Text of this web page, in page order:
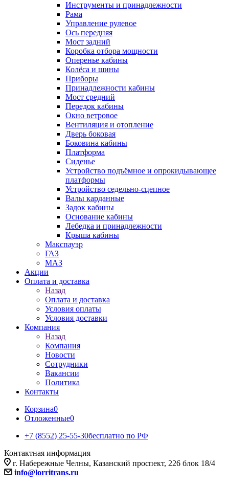
Инструменты и принадлежности
Рама
Управление рулевое
Ось передняя
Мост задний
Коробка отбора мощности
Оперенье кабины
Колёса и шины
Приборы
Принадлежности кабины
Мост средний
Передок кабины
Окно ветровое
Вентиляция и отопление
Дверь боковая
Боковина кабины
Платформа
Сиденье
Устройство подъёмное и опрокидывающее
платформы
Устройство седельно-сцепное
Валы карданные
Задок кабины
Основание кабины
Лебедка и принадлежности
Крыша кабины
Макспауэр
ГАЗ
МАЗ
Акции
Оплата и доставка
Назад
Оплата и доставка
Условия оплаты
Условия доставки
Компания
Назад
Компания
Новости
Сотрудники
Вакансии
Политика
Контакты
Корзина0
Отложенные0
+7 (8552) 25-55-30бесплатно по РФ
Контактная информация
г. Набережные Челны, Казанский проспект, 226 блок 18/4
info@lorritrans.ru